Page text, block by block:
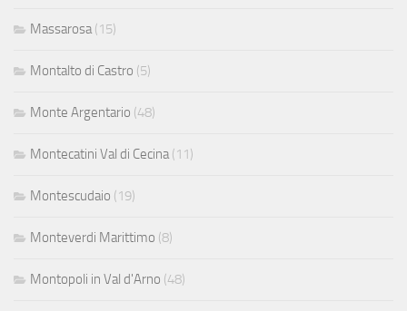
Massarosa (15)
Montalto di Castro (5)
Monte Argentario (48)
Montecatini Val di Cecina (11)
Montescudaio (19)
Monteverdi Marittimo (8)
Montopoli in Val d'Arno (48)